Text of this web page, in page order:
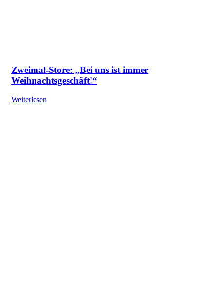
Zweimal-Store: „Bei uns ist immer
Weihnachtsgeschäft!“
Weiterlesen